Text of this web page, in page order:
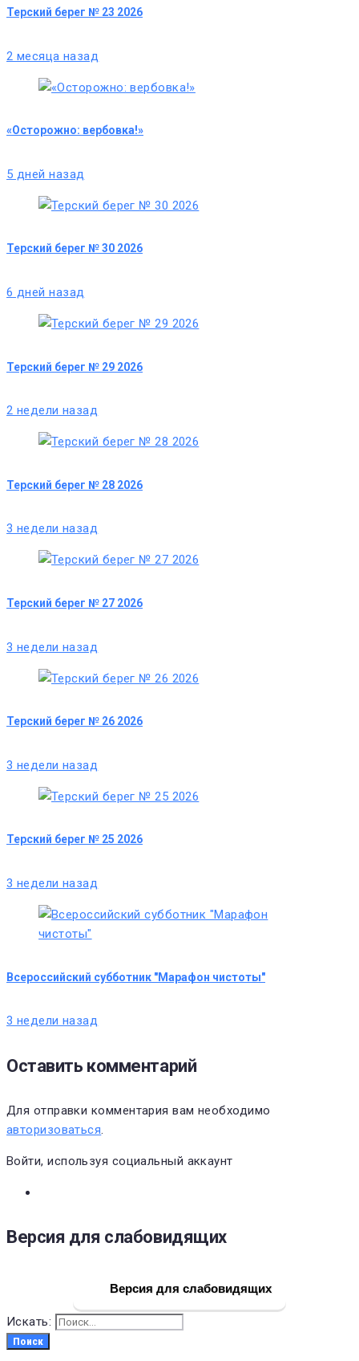
Терский берег № 23 2026
2 месяца назад
«Осторожно: вербовка!»
5 дней назад
Терский берег № 30 2026
6 дней назад
Терский берег № 29 2026
2 недели назад
Терский берег № 28 2026
3 недели назад
Терский берег № 27 2026
3 недели назад
Терский берег № 26 2026
3 недели назад
Терский берег № 25 2026
3 недели назад
Всероссийский субботник "Марафон чистоты"
3 недели назад
Оставить комментарий
Для отправки комментария вам необходимо
авторизоваться.
Войти, используя социальный аккаунт
Версия для слабовидящих
Версия для слабовидящих
Искать:
Поиск